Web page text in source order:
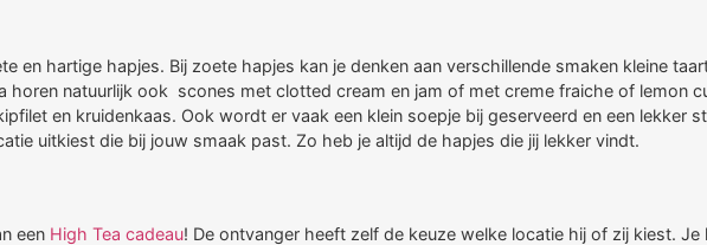
en hartige hapjes. Bij zoete hapjes kan je denken aan verschillende smaken kleine
horen natuurlijk ook scones met clotted cream en jam of met creme fraiche of lemon
en kruidenkaas. Ook wordt er vaak een klein soepje bij geserveerd en een lekker
uitkiest die bij jouw smaak past. Zo heb je altijd de hapjes die jij lekker vindt.
een High Tea cadeau! De ontvanger heeft zelf de keuze welke locatie hij of zij kiest.